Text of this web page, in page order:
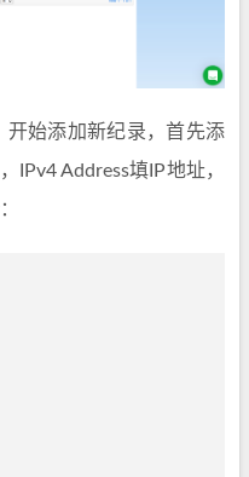
开始添加新纪录，首先添
IPv4 Address填IP地址，